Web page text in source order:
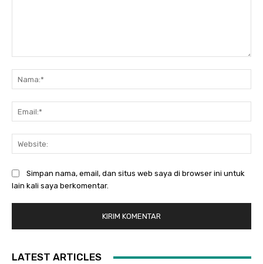
Simpan nama, email, dan situs web saya di browser ini untuk
lain kali saya berkomentar.
LATEST ARTICLES